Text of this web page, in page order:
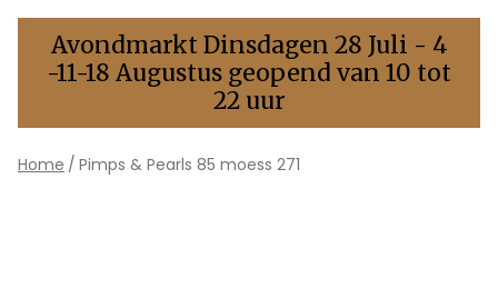
Pimps
Pearls
85
Avondmarkt Dinsdagen 28 Juli - 4
-11-18 Augustus geopend van 10 tot
22 uur
Home Pimps & Pearls 85 moess 271